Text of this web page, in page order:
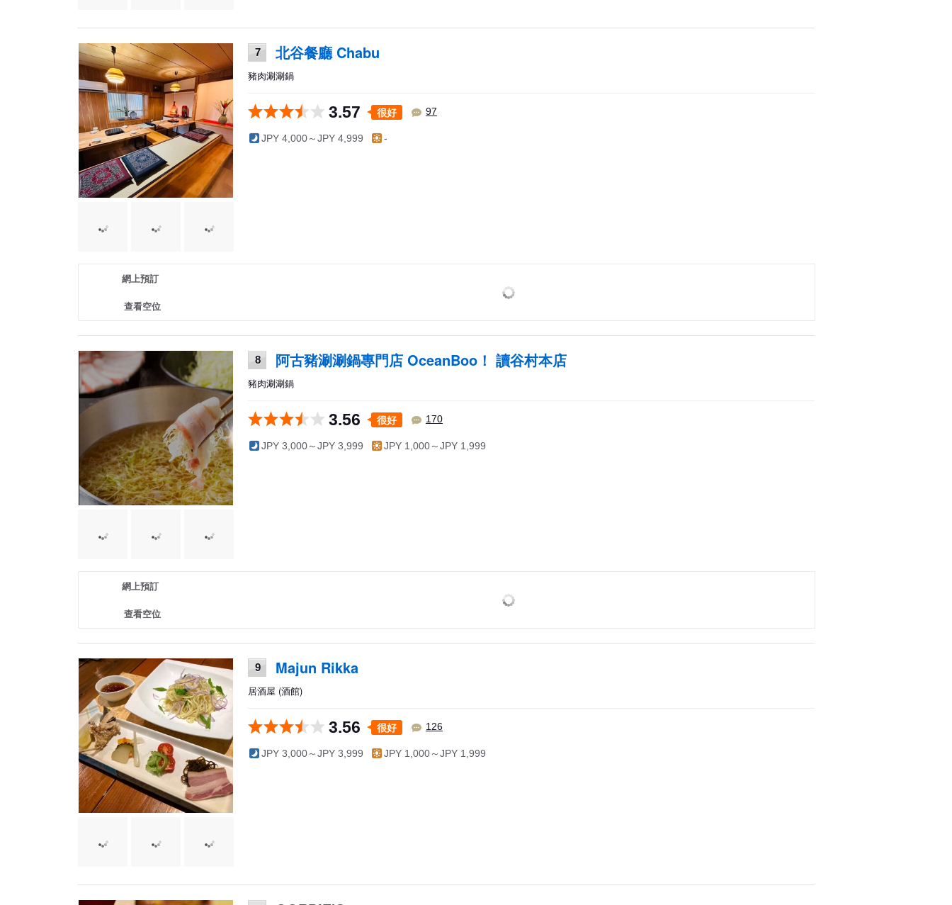
7 北谷餐廳 Chabu
豬肉涮涮鍋
3.57 很好 97
JPY 4,000～JPY 4,999 -
網上預訂
查看空位
8 阿古豬涮涮鍋專門店 OceanBoo！ 讀谷村本店
豬肉涮涮鍋
3.56 很好 170
JPY 3,000～JPY 3,999 JPY 1,000～JPY 1,999
網上預訂
查看空位
9 Majun Rikka
居酒屋 (酒館)
3.56 很好 126
JPY 3,000～JPY 3,999 JPY 1,000～JPY 1,999